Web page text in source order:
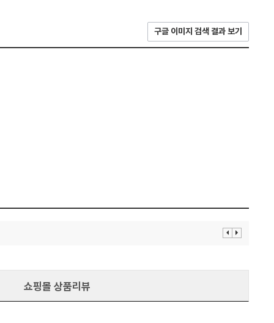
구글 이미지 검색 결과 보기
이 다
쇼핑몰 상품리뷰